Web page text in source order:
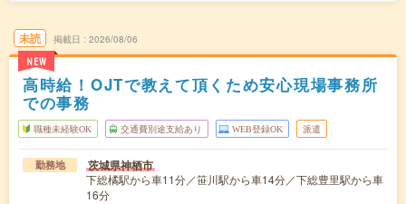
未読
NEW
掲載日 2026/08/06
高時給！OJTで教えて頂くため安心現場事務所
での事務
職種未経験OK 交通費別途支給あり WEB登録OK 派遣
勤務地 茨城県神栖市
下総橘駅から車11分／笹川駅から車14分／下総豊里駅から車
16分